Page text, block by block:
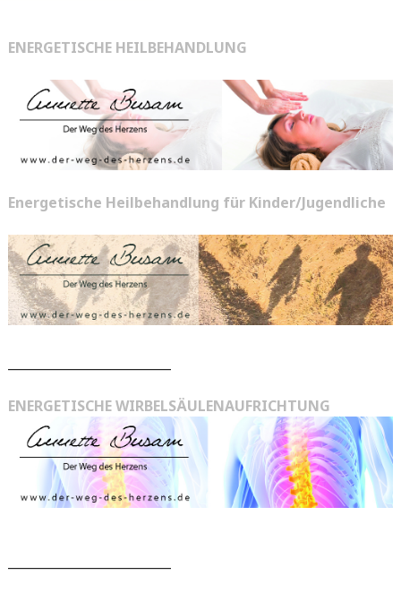
ENERGETISCHE HEILBEHANDLUNG
Energetische Heilbehandlung für Kinder/Jugendliche
ENERGETISCHE WIRBELSÄULENAUFRICHTUNG